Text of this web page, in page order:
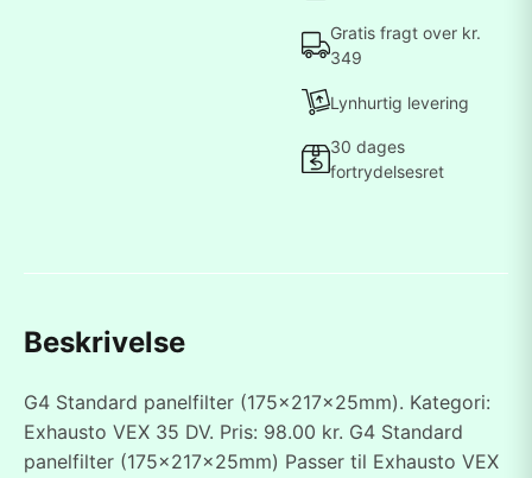
Gratis fragt over kr.
349
Lynhurtig levering
30 dages
fortrydelsesret
Beskrivelse
G4 Standard panelfilter (175x217x25mm). Kategori:
Exhausto VEX 35 DV. Pris: 98.00 kr. G4 Standard
panelfilter (175x217x25mm) Passer til Exhausto VEX